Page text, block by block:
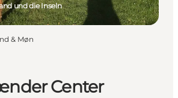
Center
und die Inseln
& Møn